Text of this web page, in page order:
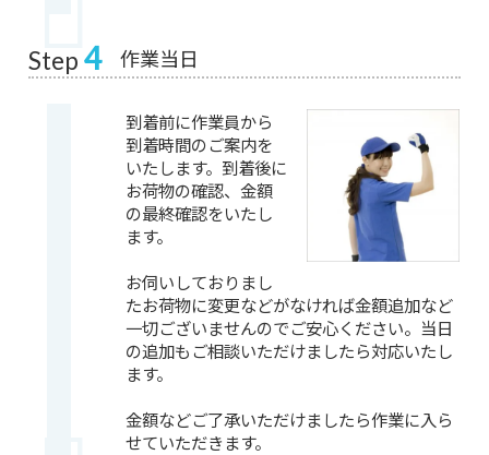
Step 4 作業当日
到着前に作業員から
到着時間のご案内を
いたします。到着後に
お荷物の確認、金額
の最終確認をいたし
ます。
お伺いしておりまし
たお荷物に変更などがなければ金額追加など
一切ございませんのでご安心ください。当日
の追加もご相談いただけましたら対応いたし
ます。
金額などご了承いただけましたら作業に入ら
せていただきます。